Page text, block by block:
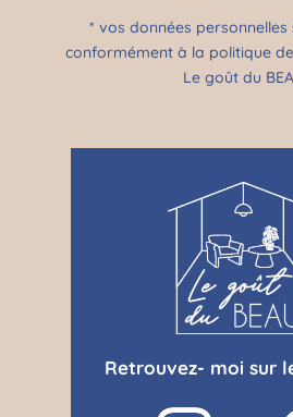
* vos données
conformément à la politique
Le goût du
Retrouvez- moi sur